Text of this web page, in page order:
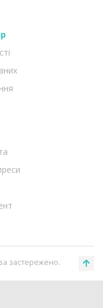
застережено.